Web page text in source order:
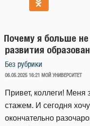
Почему я больше не
развития
Без рубрики
ОПУБЛИКОВАНО
06.05.2025 16:21 МОЙ УНИВЕРСИТЕТ
Привет, коллеги! Меня
стажем. И сегодня
окончательно